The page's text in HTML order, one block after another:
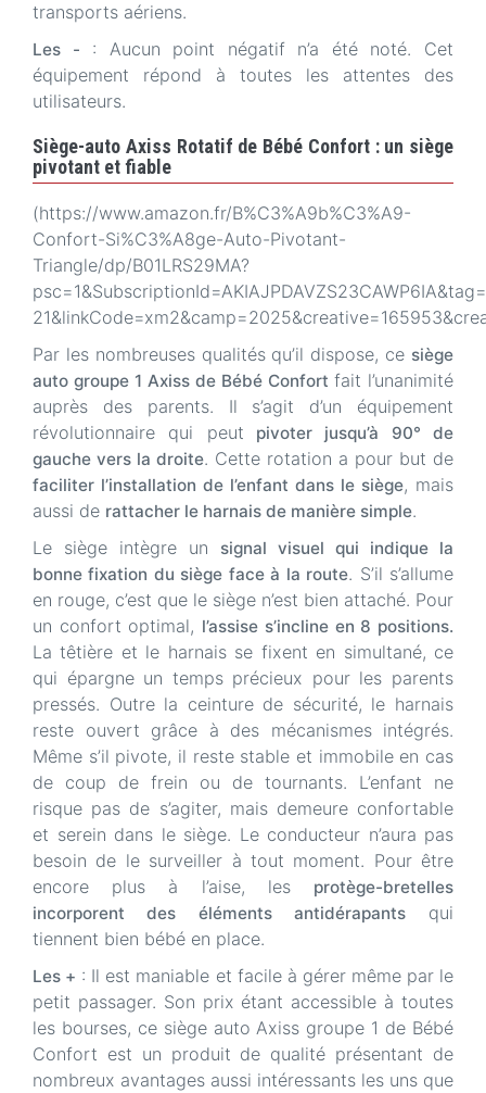
transports aériens.
Les - : Aucun point négatif n’a été noté. Cet
équipement répond à toutes les attentes des
utilisateurs.
Siège-auto Axiss Rotatif de Bébé Confort : un siège
pivotant et fiable
(https://www.amazon.fr/B%C3%A9b%C3%A9-
Confort-Si%C3%A8ge-Auto-Pivotant-
Triangle/dp/B01LRS29MA?
Par les nombreuses qualités qu’il dispose, ce siège
auto groupe 1 Axiss de Bébé Confort fait l’unanimité
auprès des parents. Il s’agit d’un équipement
révolutionnaire qui peut pivoter jusqu’à 90° de
gauche vers la droite. Cette rotation a pour but de
faciliter l’installation de l’enfant dans le siège, mais
aussi de rattacher le harnais de manière simple.
Le siège intègre un signal visuel qui indique la
bonne fixation du siège face à la route. S’il s’allume
en rouge, c’est que le siège n’est bien attaché. Pour
un confort optimal, l’assise s’incline en 8 positions.
La têtière et le harnais se fixent en simultané, ce
qui épargne un temps précieux pour les parents
pressés. Outre la ceinture de sécurité, le harnais
reste ouvert grâce à des mécanismes intégrés.
Même s’il pivote, il reste stable et immobile en cas
de coup de frein ou de tournants. L’enfant ne
risque pas de s’agiter, mais demeure confortable
et serein dans le siège. Le conducteur n’aura pas
besoin de le surveiller à tout moment. Pour être
encore plus à l’aise, les protège-bretelles
incorporent des éléments antidérapantsqui
tiennent bien bébé en place.
Les + : Il est maniable et facile à gérer même par le
petit passager. Son prix étant accessible à toutes
les bourses, ce siège auto Axiss groupe 1 de Bébé
Confort est un produit de qualité présentant de
nombreux avantages aussi intéressants les uns que